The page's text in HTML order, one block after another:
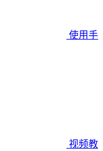
使用手
视频教